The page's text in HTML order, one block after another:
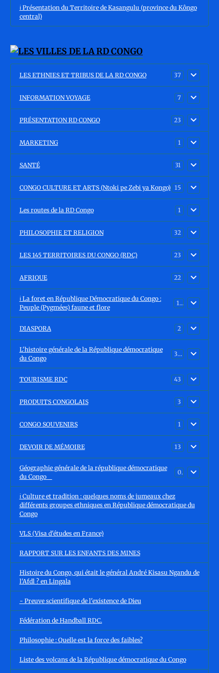
ℹ️ Présentation du Territoire de Kasangulu (province du Kôngo
central)
LES ETHNIES ET TRIBUS DE LA RD CONGO 37
INFORMATION VOYAGE 7
PRÉSENTATION RD CONGO 23
MARKETING 1
SANTÉ 31
CONGO CULTURE ET ARTS (Ntoki pe Zebi ya Kongo) 15
Les routes de la RD Congo 1
PHILOSOPHIE ET RELIGION 32
LES 145 TERRITOIRES DU CONGO (RDC) 23
AFRIQUE 22
ℹ️ La foret en République Démocratique du Congo :
Peuple (Pygmées) faune et flore
15
DIASPORA 2
L'histoire générale de la République démocratique
du Congo
30
TOURISME RDC 43
PRODUITS CONGOLAIS 3
CONGO SOUVENIRS 1
DEVOIR DE MÉMOIRE 13
Géographie générale de la république démocratique
du Congo
0
ℹ️ Culture et tradition : quelques noms de jumeaux chez
différents groupes ethniques en République démocratique du
Congo
VLS (Visa d'études en France)
RAPPORT SUR LES ENFANTS DES MINES
Histoire du Congo, qui était le général André Kisasu Ngandu de
l'Afdl ? en Lingala
- Preuve scientifique de l'existence de Dieu
Fédération de Handball RDC.
Philosophie : Quelle est la force des faibles?
Liste des volcans de la République démocratique du Congo